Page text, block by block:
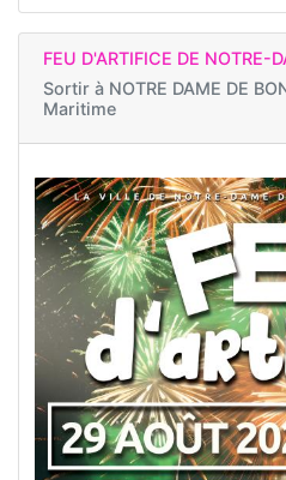
FEU D'ARTIFICE DE NOTRE-
Sortir à NOTRE DAME DE
Maritime